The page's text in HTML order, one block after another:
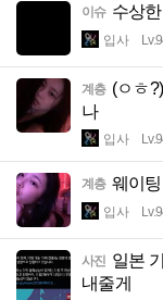
이슈 수상
입사
계층 (ㅇㅎ
나
입사
계층 웨이
입사
사진 일본
내줄게